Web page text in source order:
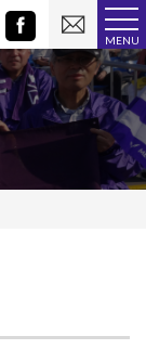
MENU
Facebook
い
合
わ
せ